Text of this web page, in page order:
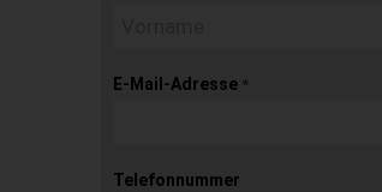
E-Mail-Adresse *
Telefonnummer